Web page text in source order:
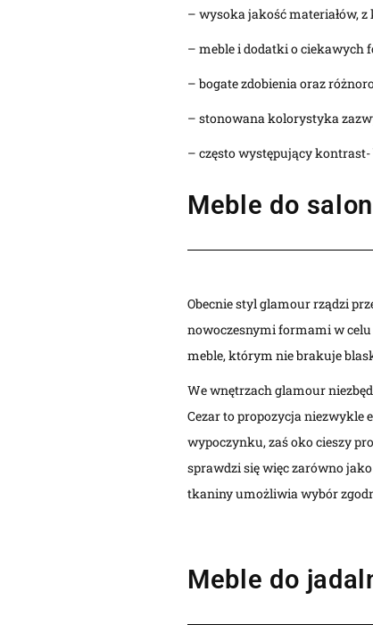
– wysoka jakość materiałów,
– meble i dodatki o ciekawych
– bogate zdobienia oraz
– stonowana kolorystyka
– często występujący
Meble do
Obecnie styl glamour rządzi
nowoczesnymi formami w
meble, którym nie brakuje
We wnętrzach glamour
Cezar to propozycja
wypoczynku, zaś oko cieszy
sprawdzi się więc zarówno
tkaniny umożliwia wybór
Meble do